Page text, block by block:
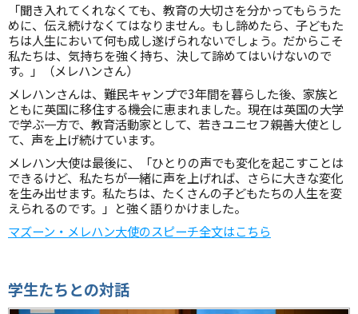
「聞き入れてくれなくても、教育の大切さを分かってもらうた
めに、伝え続けなくてはなりません。もし諦めたら、子どもた
ちは人生において何も成し遂げられないでしょう。だからこそ
私たちは、気持ちを強く持ち、決して諦めてはいけないので
す。」（メレハンさん）
メレハンさんは、難民キャンプで3年間を暮らした後、家族と
ともに英国に移住する機会に恵まれました。現在は英国の大学
で学ぶ一方で、教育活動家として、若きユニセフ親善大使とし
て、声を上げ続けています。
メレハン大使は最後に、「ひとりの声でも変化を起こすことは
できるけど、私たちが一緒に声を上げれば、さらに大きな変化
を生み出せます。私たちは、たくさんの子どもたちの人生を変
えられるのです。」と強く語りかけました。
マズーン・メレハン大使のスピーチ全文はこちら
学生たちとの対話